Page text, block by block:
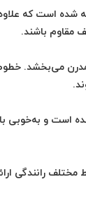
خاص ساخته شده
مقاوم باشند.
می‌بخشد.
برند طراحی شده است
جاده‌ها و شرایط